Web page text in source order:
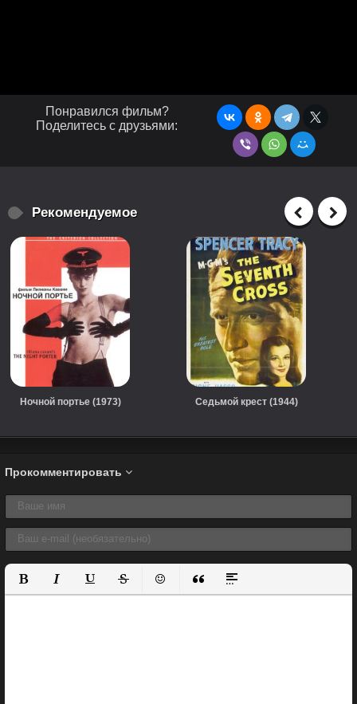
Понравился фильм?
Поделитесь с друзьями:
Рекомендуемое
Ночной портье (1973) Седьмой крест (1944)
Прокомментировать
Полужирный
КурсивПодчеркнутый
ЗачеркнутыйВставить смайлик
Вставка цитаты
Вставка спойлера